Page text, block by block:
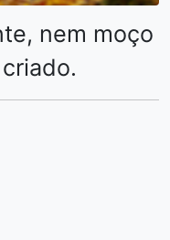
nem moço